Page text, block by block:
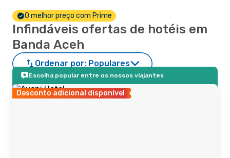
O melhor preço com Prime
Infindáveis ofertas de hotéis em
Banda Aceh
Ordenar por: Populares
Escolha popular entre os nossos viajantes
Desconto adicional disponível